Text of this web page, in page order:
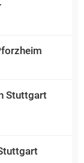
Stuttgart